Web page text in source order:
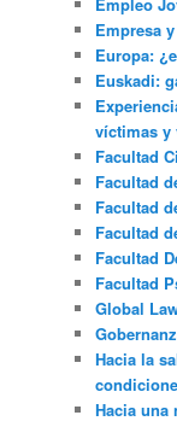
Empresa
Europa:
Euskadi:
víctimas y
Facultad
Facultad
Facultad
Facultad
Facultad
Facultad
Global
Hacia la
Hacia una